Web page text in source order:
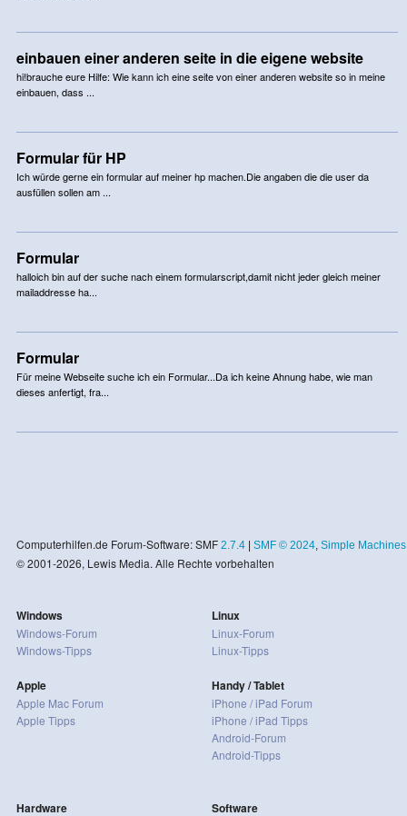
einbauen einer anderen seite in die eigene website
hi!brauche eure Hilfe: Wie kann ich eine seite von einer anderen website so in meine
einbauen, dass ...
Formular für HP
Ich würde gerne ein formular auf meiner hp machen.Die angaben die die user da
ausfüllen sollen am ...
Formular
halloich bin auf der suche nach einem formularscript,damit nicht jeder gleich meiner
mailaddresse ha...
Formular
Für meine Webseite suche ich ein Formular...Da ich keine Ahnung habe, wie man
dieses anfertigt, fra...
Computerhilfen.de Forum-Software: SMF 2.7.4| SMF © 2024, Simple Machines
© 2001-2026, Lewis Media. Alle Rechte vorbehalten
Windows
Windows-Forum
Windows-Tipps
Apple
Apple Mac Forum
Apple Tipps
Linux
Linux-Forum
Linux-Tipps
Handy / Tablet
iPhone / iPad Forum
iPhone / iPad Tipps
Android-Forum
Android-Tipps
Hardware Software